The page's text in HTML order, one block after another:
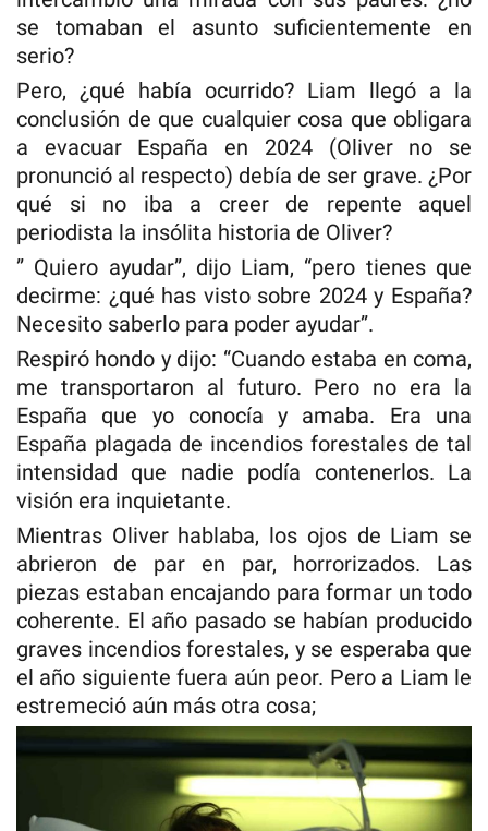
se tomaban el asunto suficientemente en
serio?
Pero, ¿qué había ocurrido? Liam llegó a la
conclusión de que cualquier cosa que obligara
a evacuar España en 2024 (Oliver no se
pronunció al respecto) debía de ser grave. ¿Por
qué si no iba a creer de repente aquel
periodista la insólita historia de Oliver?
” Quiero ayudar”, dijo Liam, “pero tienes que
decirme: ¿qué has visto sobre 2024 y España?
Necesito saberlo para poder ayudar”.
Respiró hondo y dijo: “Cuando estaba en coma,
me transportaron al futuro. Pero no era la
España que yo conocía y amaba. Era una
España plagada de incendios forestales de tal
intensidad que nadie podía contenerlos. La
visión era inquietante.
Mientras Oliver hablaba, los ojos de Liam se
abrieron de par en par, horrorizados. Las
piezas estaban encajando para formar un todo
coherente. El año pasado se habían producido
graves incendios forestales, y se esperaba que
el año siguiente fuera aún peor. Pero a Liam le
estremeció aún más otra cosa;